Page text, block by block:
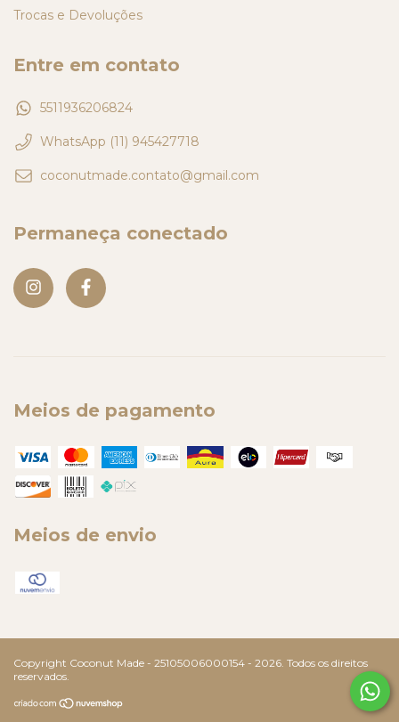
Trocas e Devoluções
Entre em contato
5511936206824
WhatsApp (11) 945427718
coconutmade.contato@gmail.com
Permaneça conectado
Meios de pagamento
Meios de envio
Copyright Coconut Made - 25105006000154 - 2026. Todos os direitos
reservados.